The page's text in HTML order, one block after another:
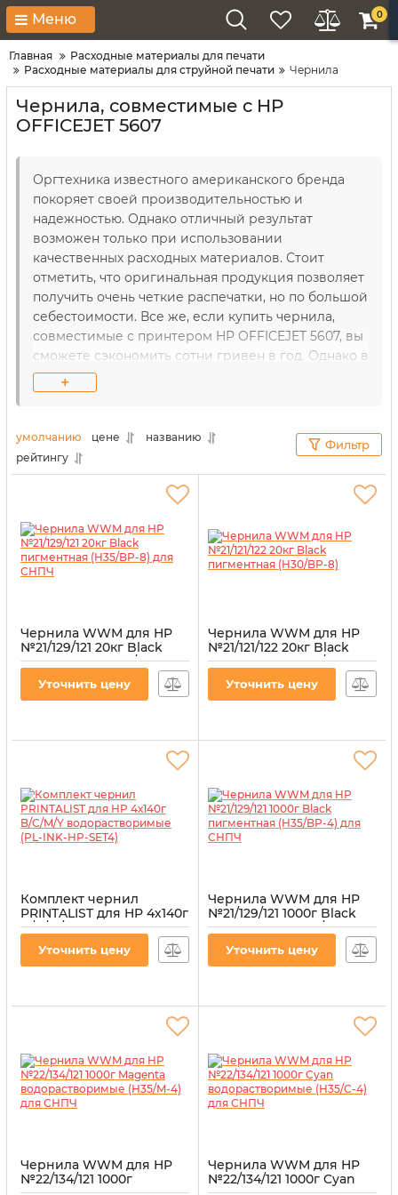
Меню 0
Главная
Расходные материалы для печати
Расходные материалы для струйной печати
Чернила
Чернила, совместимые с HP
OFFICEJET 5607
Оргтехника известного американского бренда
покоряет своей производительностью и
надежностью. Однако отличный результат
возможен только при использовании
качественных расходных материалов. Стоит
отметить, что оригинальная продукция позволяет
получить очень четкие распечатки, но по большой
себестоимости. Все же, если купить чернила,
совместимые с принтером HP OFFICEJET 5607, вы
сможете сэкономить сотни гривен в год. Однако в
этом случае нужно правильно подобрать образцы.
Именно поэтому квалифицированные
«Витратник»сделали это за вас. В данном разделе
представлены товары, максимально совместимые
с данной моделью печатающего оборудования.
+
умолчанию цене
названию
рейтингу
Фильтр
Чернила WWM для HP
№21/129/121 20кг Black
пигментная (H35/BP-8)
H35/BP-8
Уточнить цену
Чернила WWM для HP
№21/121/122 20кг Black
пигментная (H30/BP-8)
Артикул:
Уточнить цену
Комплект чернил
PRINTALIST для HP 4х140г
B/C/M/Y
водорастворимые (PL-
INK-HP-SET4)
Уточнить цену
Чернила WWM для HP
№21/129/121 1000г Black
пигментная (H35/BP-4)
H35/BP-4
Уточнить цену
Чернила WWM для HP
№22/134/121 1000г
Чернила WWM для HP
№22/134/121 1000г Cyan